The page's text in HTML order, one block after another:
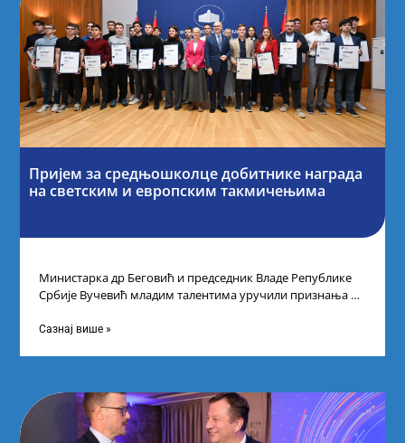
Пријем за средњошколце добитнике награда
на светским и европским такмичењима
Министарка др Беговић и председник Владе Републике
Србије Вучевић младим талентима уручили признања У
Сазнај више »